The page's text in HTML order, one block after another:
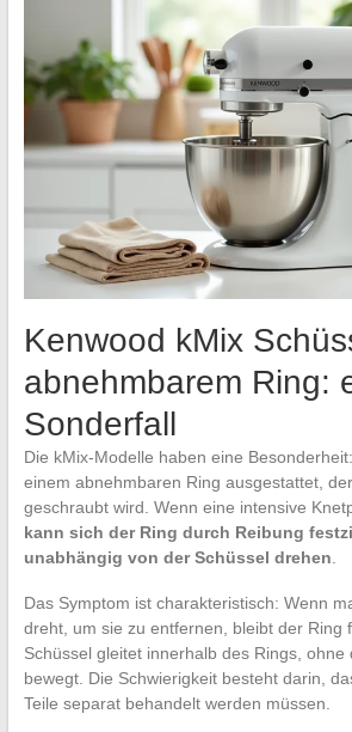
Kenwood kMix
abnehmbarem Ring:
Sonderfall
Die kMix-Modelle haben eine
einem abnehmbaren Ring ausgestattet,
geschraubt wird. Wenn eine intensive
kann sich der Ring durch Reibung
unabhängig von der Schüssel drehen
Das Symptom ist charakteristisch: Wenn
dreht, um sie zu entfernen, bleibt der Ring
Schüssel gleitet innerhalb des Rings, ohne
bewegt. Die Schwierigkeit besteht darin,
Teile separat behandelt werden müssen.